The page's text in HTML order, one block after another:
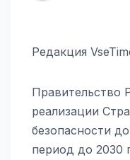
Редакция
Правительство
реализации
безопасности
период до 2030